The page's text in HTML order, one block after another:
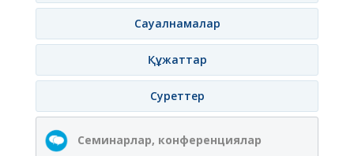
Сауалнамалар
Құжаттар
Суреттер
Семинарлар, конференциялар